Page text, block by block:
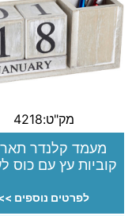
מק"ט:4218
מעמד קלנדר
קוביות עץ עם כוס
לפרטים נוספים